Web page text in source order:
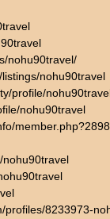
nohu90travel/
nohu90travel
profile/
nohu90travel
nohu90travel
profiles/8233973-